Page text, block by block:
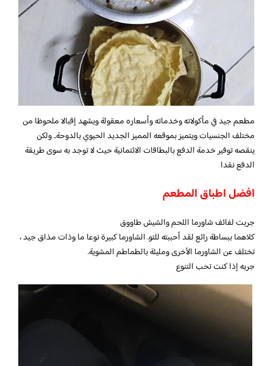
مطعم جيد في مأكولاته وخدماته وأسعاره معقولة ويشهد إقبالا ملحوظا من
مختلف الجنسيات ويتميز بموقعه المميز الجديد الحيوي بالدوحة.. ولكن
ينقصه توفير خدمة الدفع بالبطاقات الائتمانية حيث لا توجد به سوى طريقة
الدفع نقدا
افضل اطباق المطعم
جربت لفائف شاورما اللحم والشيش طاووق
كلاهما ببساطة رائع لقد أحببته للتو. الشاورما كبيرة نوعا ما وذات مذاق جيد ،
تختلف عن الشاورما الأخرى ومليئة بالطماطم المشوية.
جربه إذا كنت تحب التنوع